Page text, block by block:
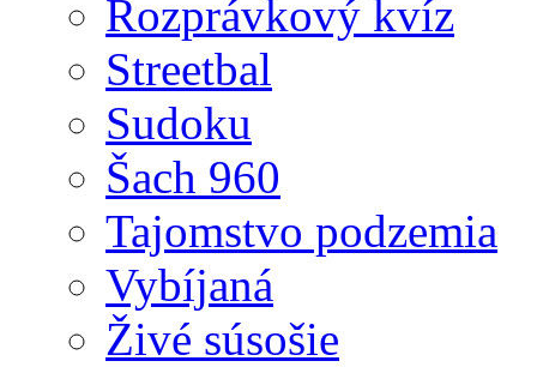
Rozprávkový kvíz
Streetbal
Sudoku
Šach 960
Tajomstvo podzemia
Vybíjaná
Živé súsošie